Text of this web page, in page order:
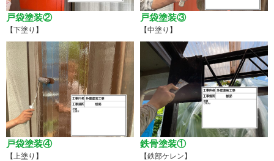
戸袋塗装②
【下塗り】
戸袋塗装③
【中塗り】
戸袋塗装④
【上塗り】
鉄骨塗装①
【鉄部ケレン】